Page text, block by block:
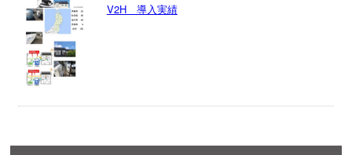
V2H 導入実績